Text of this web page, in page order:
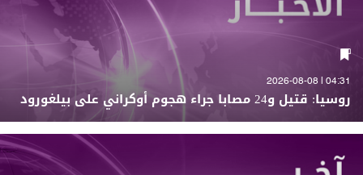
04:31 | 2026-08-08
روسيا: قتيل و24 مصابا جراء هجوم أوكراني على بيلغورود